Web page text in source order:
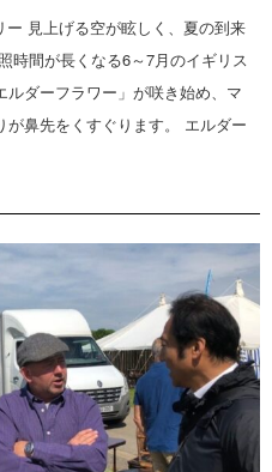
見上げる空が眩しく、夏の到来
時間が長くなる6～7月のイギリス
ダーフラワー」が咲き始め、マ
鼻先をくすぐります。 エルダー